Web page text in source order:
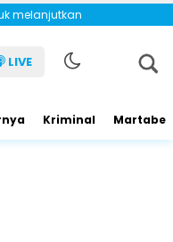
melanjutkan
LIVE
Kriminal Martabe